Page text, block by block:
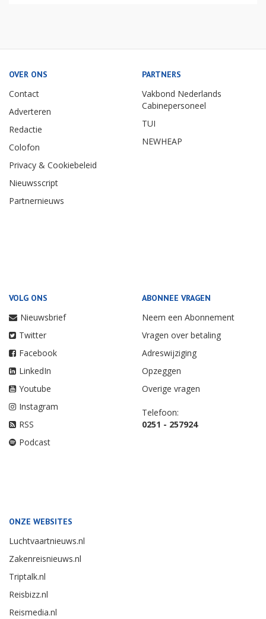
OVER ONS
Contact
Adverteren
Redactie
Colofon
Privacy & Cookiebeleid
Nieuwsscript
Partnernieuws
PARTNERS
Vakbond Nederlands
Cabinepersoneel
TUI
NEWHEAP
VOLG ONS
Nieuwsbrief
Twitter
Facebook
LinkedIn
Youtube
Instagram
RSS
Podcast
ABONNEE VRAGEN
Neem een Abonnement
Vragen over betaling
Adreswijziging
Opzeggen
Overige vragen
Telefoon:
0251 - 257924
ONZE WEBSITES
Luchtvaartnieuws.nl
Zakenreisnieuws.nl
Triptalk.nl
Reisbizz.nl
Reismedia.nl